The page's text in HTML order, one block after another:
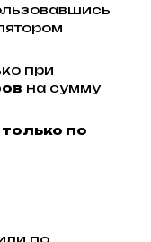
при
на сумму
по
по